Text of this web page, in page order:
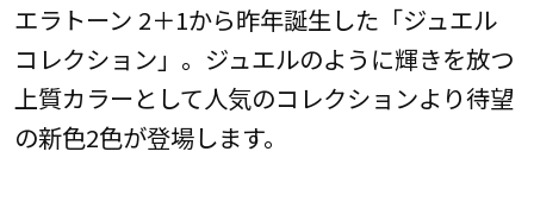
エラトーン 2＋1から昨年誕生した「ジュエル
コレクション」。ジュエルのように輝きを放つ
上質カラーとして人気のコレクションより待望
の新色2色が登場します。